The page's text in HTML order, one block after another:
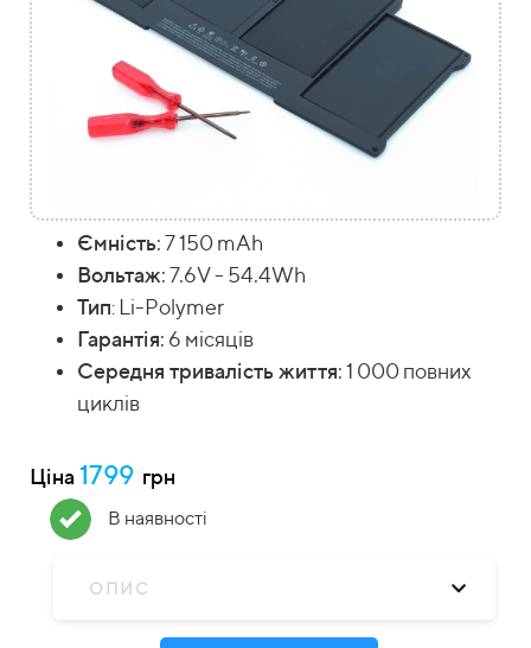
Ємність: 7 150 mAh
Вольтаж: 7.6V - 54.4Wh
Тип: Li-Polymer
Гарантія: 6 місяців
Середня тривалість життя: 1 000 повних
циклів
Ціна1799 грн
В наявності
ОПИС